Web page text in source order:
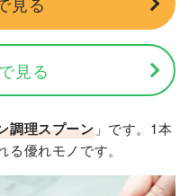
見る
調理スプーン」です。1本
優れモノです。